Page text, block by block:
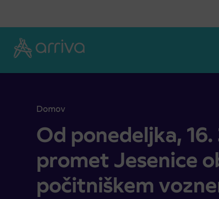
Domov
Od ponedeljka, 16. 3. 2020 mestni promet
Od ponedeljka,
promet Jesenice
počitniškem